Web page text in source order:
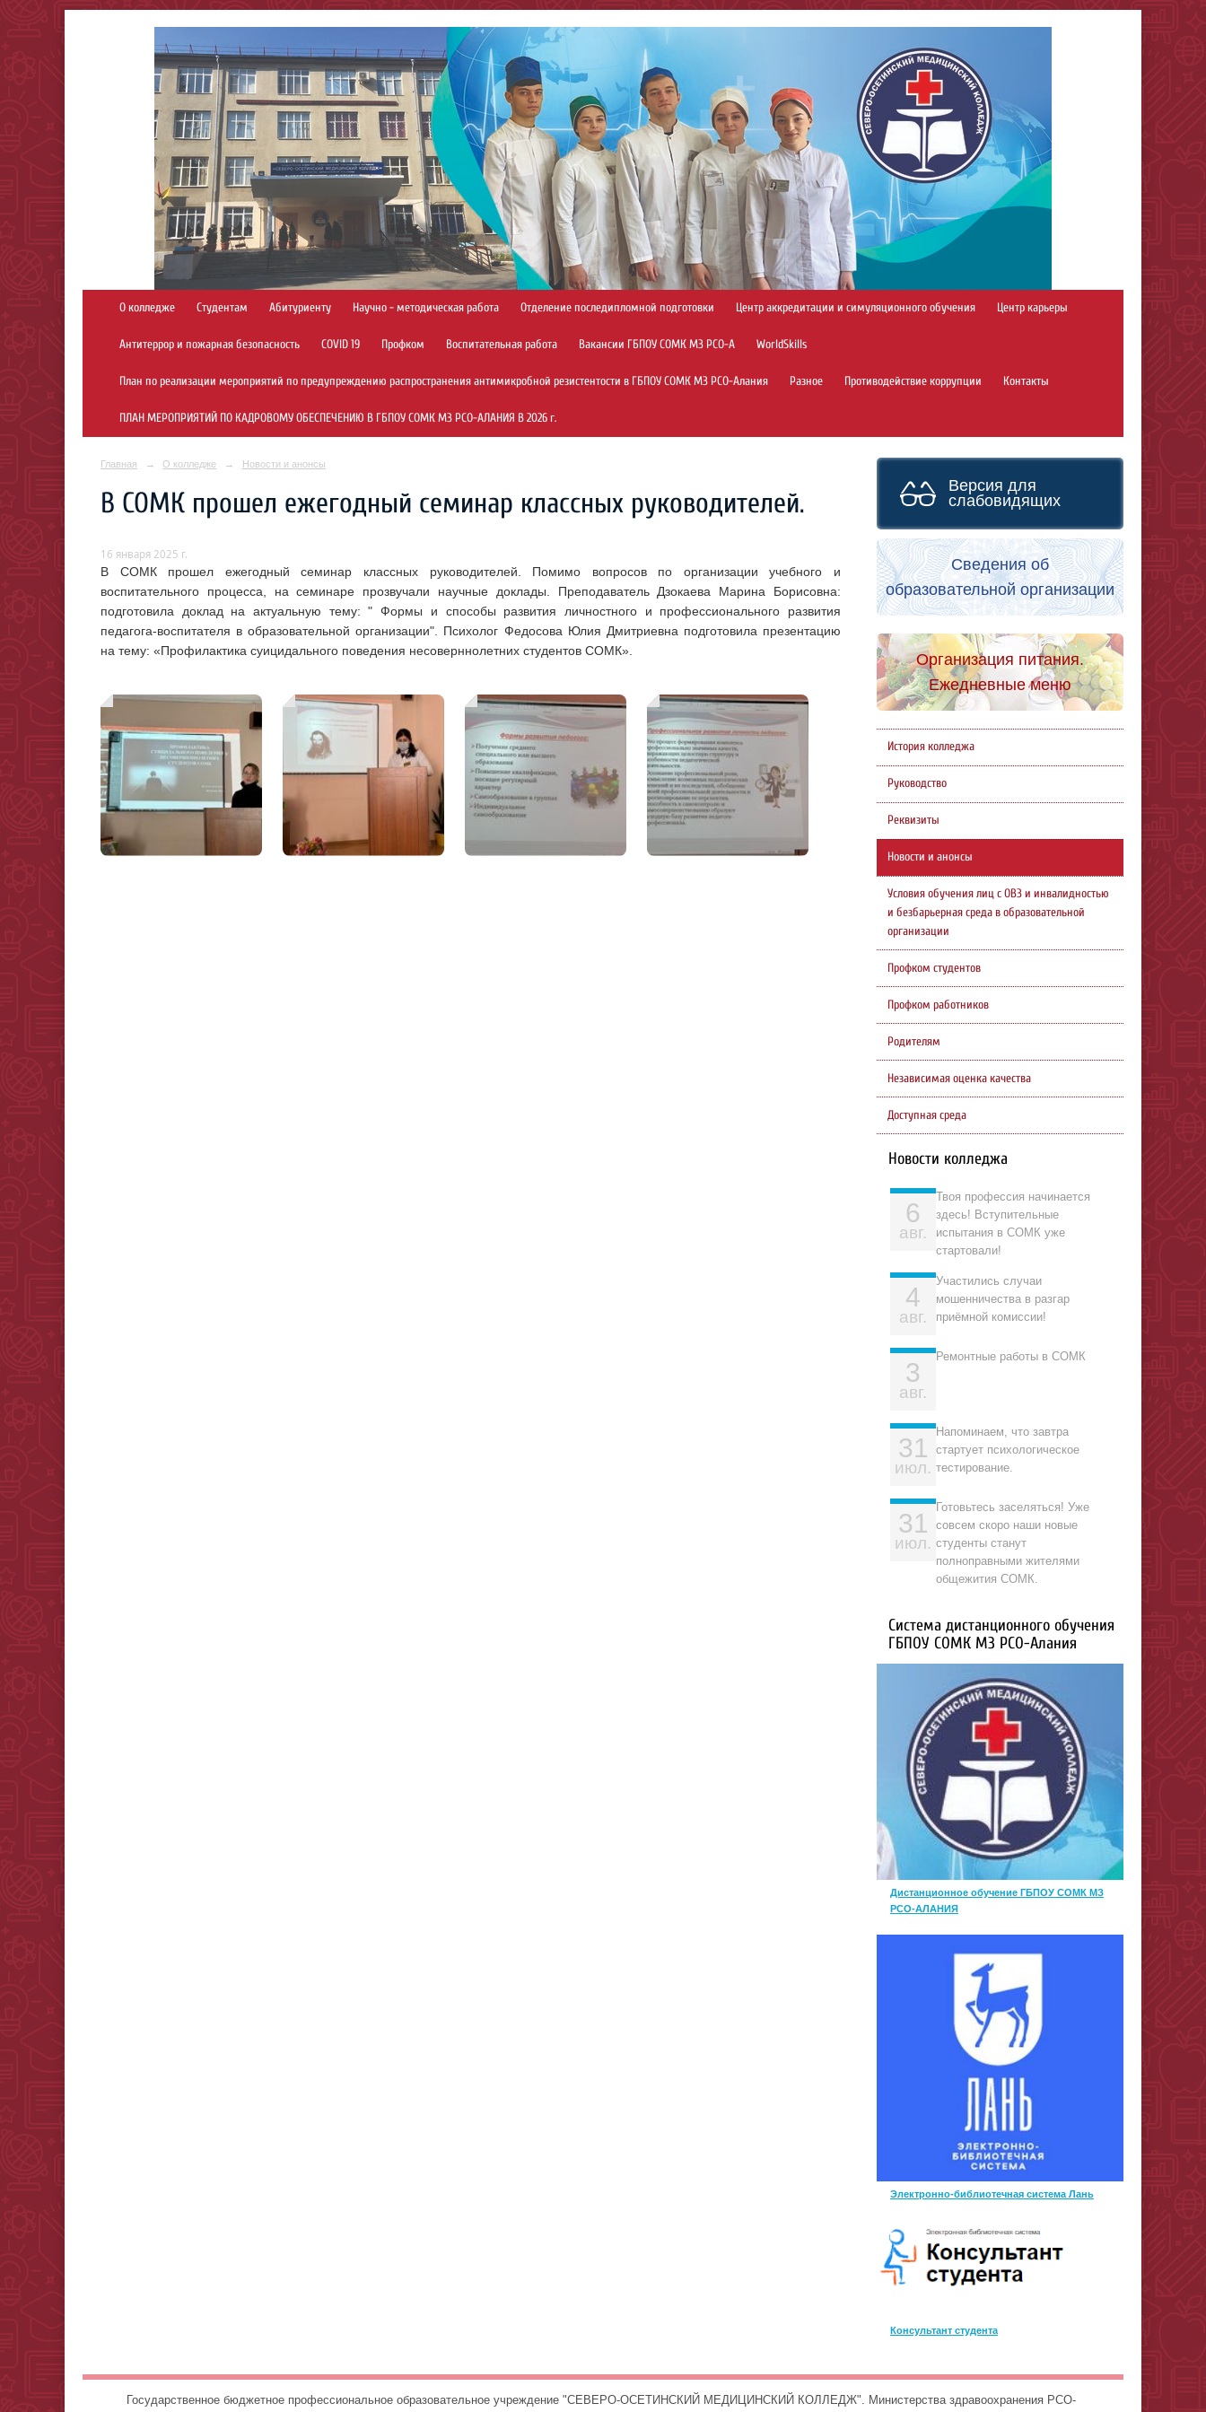
О колледже Студентам Абитуриенту Научно - методическая работа Отделение последипломной подготовки Центр аккредитации и симуляционного обучения Центр карьеры
Антитеррор и пожарная безопасность COVID 19 Профком Воспитательная работа Вакансии ГБПОУ СОМК МЗ РСО-А WorldSkills
План по реализации мероприятий по предупреждению распространения антимикробной резистентости в ГБПОУ СОМК МЗ РСО-Алания Разное Противодействие коррупции Контакты
ПЛАН МЕРОПРИЯТИЙ ПО КАДРОВОМУ ОБЕСПЕЧЕНИЮ В ГБПОУ СОМК МЗ РСО-АЛАНИЯ В 2026 г.
Главная → О колледже → Новости и анонсы
В СОМК прошел ежегодный семинар классных руководителей.
16 января 2025 г.
В СОМК прошел ежегодный семинар классных руководителей. Помимо вопросов по организации учебного и
воспитательного процесса, на семинаре прозвучали научные доклады. Преподаватель Дзокаева Марина Борисовна:
подготовила доклад на актуальную тему: " Формы и способы развития личностного и профессионального развития
педагога-воспитателя в образовательной организации". Психолог Федосова Юлия Дмитриевна подготовила презентацию
на тему: «Профилактика суицидального поведения несоверннолетних студентов СОМК».
Версия для
слабовидящих
Сведения об
образовательной организации
Организация питания.
Ежедневные меню
История колледжа
Руководство
Реквизиты
Новости и анонсы
Условия обучения лиц с ОВЗ и инвалидностью
и безбарьерная среда в образовательной
организации
Профком студентов
Профком работников
Родителям
Независимая оценка качества
Доступная среда
Новости колледжа
6
авг.
Твоя профессия начинается
здесь! Вступительные
испытания в СОМК уже
стартовали!
4
авг.
Участились случаи
мошенничества в разгар
приёмной комиссии!
3
авг.
Ремонтные работы в СОМК
31
июл.
Напоминаем, что завтра
стартует психологическое
тестирование.
31
июл.
Готовьтесь заселяться! Уже
совсем скоро наши новые
студенты станут
полноправными жителями
общежития СОМК.
Система дистанционного обучения
ГБПОУ СОМК МЗ РСО-Алания
Дистанционное обучение ГБПОУ СОМК МЗ
РСО-АЛАНИЯ
Электронно-библиотечная система Лань
Консультант студента
Государственное бюджетное профессиональное образовательное учреждение "СЕВЕРО-ОСЕТИНСКИЙ МЕДИЦИНСКИЙ КОЛЛЕДЖ". Министерства здравоохранения РСО-